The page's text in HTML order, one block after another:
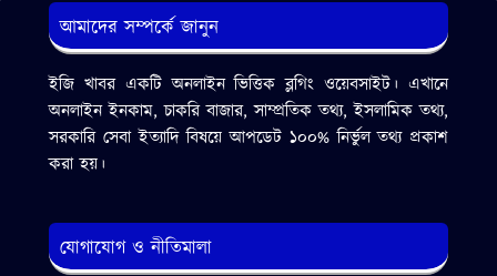
আমাদের সম্পর্কে জানুন
ইজি খাবর একটি অনলাইন ভিত্তিক ব্লগিং ওয়েবসাইট। এখানে
অনলাইন ইনকাম, চাকরি বাজার, সাম্প্রতিক তথ্য, ইসলামিক তথ্য,
সরকারি সেবা ইত্যাদি বিষয়ে আপডেট ১০০% নির্ভুল তথ্য প্রকাশ
করা হয়।
যোগাযোগ ও নীতিমালা